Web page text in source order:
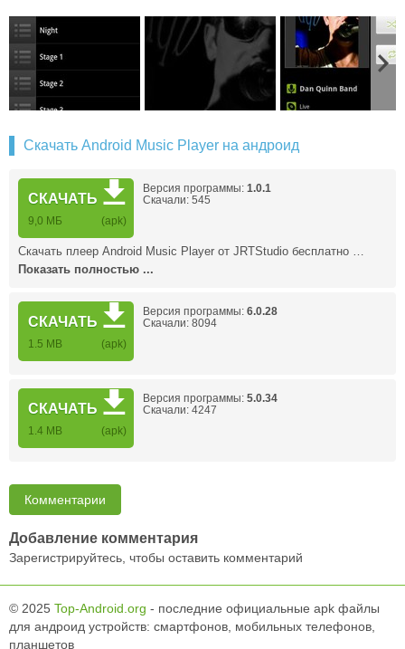
Скачать Android Music Player на андроид
СКАЧАТЬ
9,0 МБ (apk)
Версия программы: 1.0.1
Скачали: 545
Скачать плеер Android Music Player от JRTStudio бесплатно …
Показать полностью ...
СКАЧАТЬ
1.5 MB (apk)
Версия программы: 6.0.28
Скачали: 8094
СКАЧАТЬ
1.4 MB (apk)
Версия программы: 5.0.34
Скачали: 4247
Комментарии
Добавление комментария
Зарегистрируйтесь, чтобы оставить комментарий
© 2025 Top-Android.org - последние официальные apk файлы
для андроид устройств: смартфонов, мобильных телефонов,
планшетов